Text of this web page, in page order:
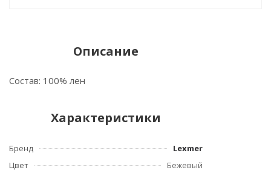
Описание
Состав: 100% лен
Характеристики
Бренд
Lexmer
Цвет
Бежевый